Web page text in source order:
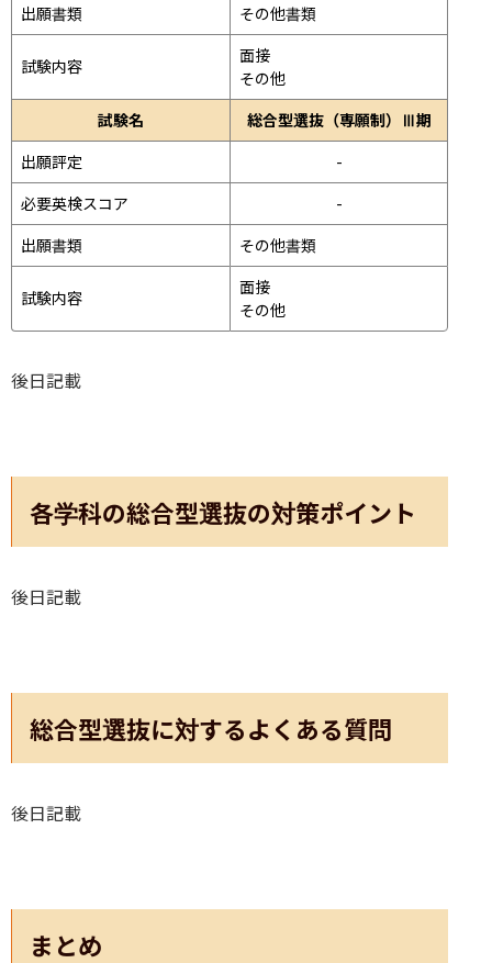
出願書類
その他書類
試験内容
面接
その他
試験名
総合型選抜（専願制）Ⅲ期
出願評定
-
必要英検スコア
-
出願書類
その他書類
試験内容
面接
その他
後日記載
各学科の総合型選抜の対策ポイント
後日記載
総合型選抜に対するよくある質問
後日記載
まとめ